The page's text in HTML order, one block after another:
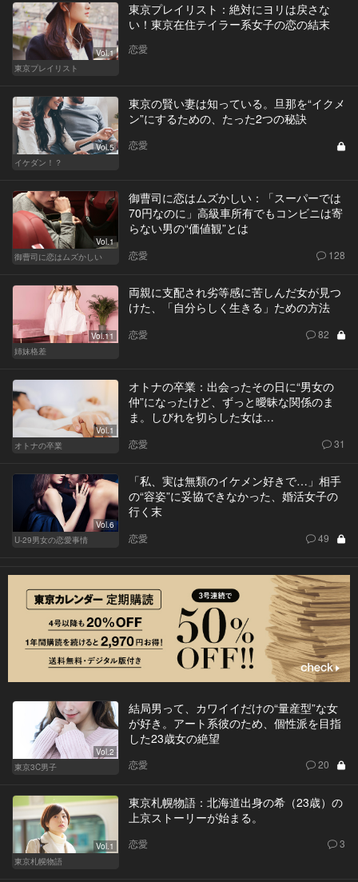
Vol.1
東京プレイリスト
東京プレイリスト：絶対にヨリは戻さな
い！東京在住テイラー系女子の恋の結末
恋愛
Vol.5
イケダン！？
東京の賢い妻は知っている。旦那を“イクメ
ン”にするための、たった2つの秘訣
恋愛
Vol.1
御曹司に恋はムズかしい
御曹司に恋はムズかしい：「スーパーでは
70円なのに」高級車所有でもコンビニは寄
らない男の“価値観”とは
恋愛 128
Vol.11
姉妹格差
両親に支配され劣等感に苦しんだ女が見つ
けた、「自分らしく生きる」ための方法
恋愛 82
Vol.1
オトナの卒業
オトナの卒業：出会ったその日に“男女の
仲”になったけど、ずっと曖昧な関係のま
ま。しびれを切らした女は…
恋愛 31
Vol.6
U-29男女の恋愛事情
「私、実は無類のイケメン好きで…」相手
の“容姿”に妥協できなかった、婚活女子の
行く末
恋愛 49
Vol.2
東京3C男子
結局男って、カワイイだけの“量産型”な女
が好き。アート系彼のため、個性派を目指
した23歳女の絶望
恋愛 20
Vol.1
東京札幌物語
東京札幌物語：北海道出身の希（23歳）の
上京ストーリーが始まる。
恋愛 3